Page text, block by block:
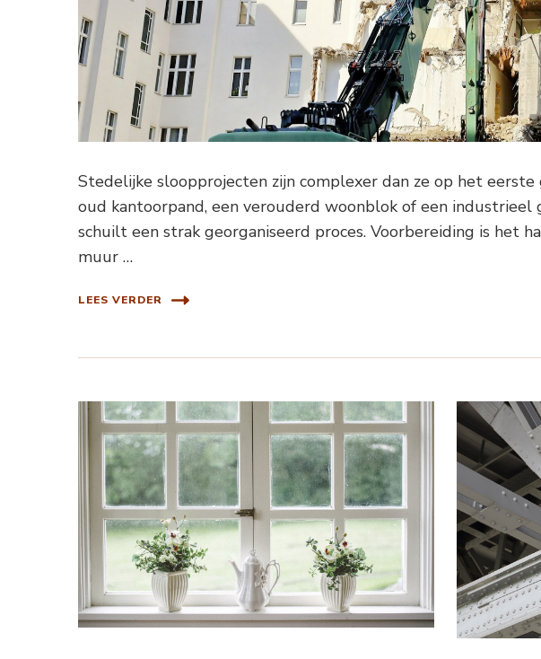
Stedelijke sloopprojecten zijn complexer dan ze op het
oud kantoorpand, een verouderd woonblok of een
schuilt een strak georganiseerd proces. Voorbereiding is het
muur …
LEES VERDER